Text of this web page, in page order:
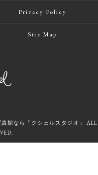
Privacy Policy
Site Map
館なら「クシェルスタジオ」 ALL